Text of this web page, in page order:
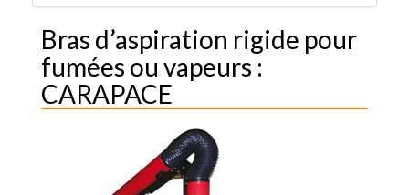
Bras d’aspiration rigide pour
fumées ou vapeurs :
CARAPACE